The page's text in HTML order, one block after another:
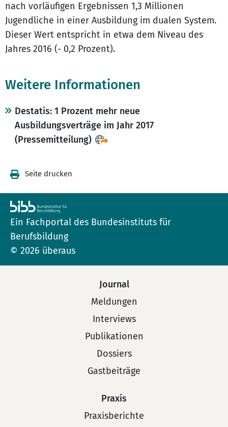
nach vorläufigen Ergebnissen 1,3 Millionen
Jugendliche in einer Ausbildung im dualen System.
Dieser Wert entspricht in etwa dem Niveau des
Jahres 2016 (- 0,2 Prozent).
Weitere Informationen
Destatis: 1 Prozent mehr neue
Ausbildungsverträge im Jahr 2017
(Pressemitteilung)
Seite drucken
Ein Fachportal des Bundesinstituts für
Berufsbildung
© 2026 überaus
Journal
Meldungen
Interviews
Publikationen
Dossiers
Gastbeiträge
Praxis
Praxisberichte